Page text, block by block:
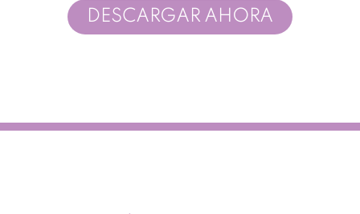
DESCARGAR AHORA